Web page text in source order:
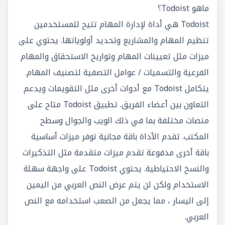
ماهو Todoist؟
Todoist هي أداة لإدارة المهام تتيح للمستخدمين
تنظيم المهام والمشاريع وتحديد أولوياتها. يحتوي على
ميزات مثل تعيينات المهام وتواريخ الاستحقاق والمهام
الفرعية والتسميات / عوامل التصفية لتصنيف المهام.
يتكامل Todoist مع أدوات أخرى مثل التقويمات ويدعم
التعاون بين أعضاء الفريق. تطبيق Todoist متاح على
منصات مختلفة بما في ذلك الويب والجوال وسطح
المكتب. تقدم الأداة باقة مجانية توفر ميزات أساسية
باقة أخرى مدفوعة تقدم ميزات متقدمة مثل التذكيرات
والنسخ الاحتياطية. يحتوي Todoist على واجهة سهلة
الاستخدام ولكن لن يتم عرض النص العربي من اليمين
إلى اليسار ، مما يجعل من الصعب استخدامه مع النص
العربي.